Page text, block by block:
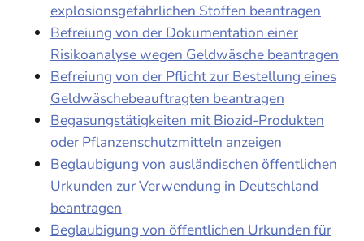
explosionsgefährlichen Stoffen beantragen
Befreiung von der Dokumentation einer
Risikoanalyse wegen Geldwäsche beantragen
Befreiung von der Pflicht zur Bestellung eines
Geldwäschebeauftragten beantragen
Begasungstätigkeiten mit Biozid-Produkten
oder Pflanzenschutzmitteln anzeigen
Beglaubigung von ausländischen öffentlichen
Urkunden zur Verwendung in Deutschland
beantragen
Beglaubigung von öffentlichen Urkunden für